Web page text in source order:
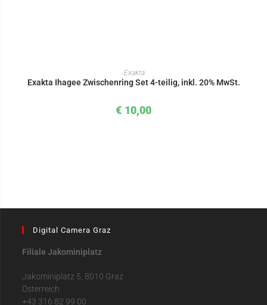
IN DEN WARENKORB
-Exakta
Exakta Ihagee Zwischenring Set 4-teilig, inkl. 20% MwSt.
€ 10,00
Digital Camera Graz
Filiale Jakominiplatz
Jakominiplatz 5, 8010 Graz
Österreich
+43 316 82 99 00